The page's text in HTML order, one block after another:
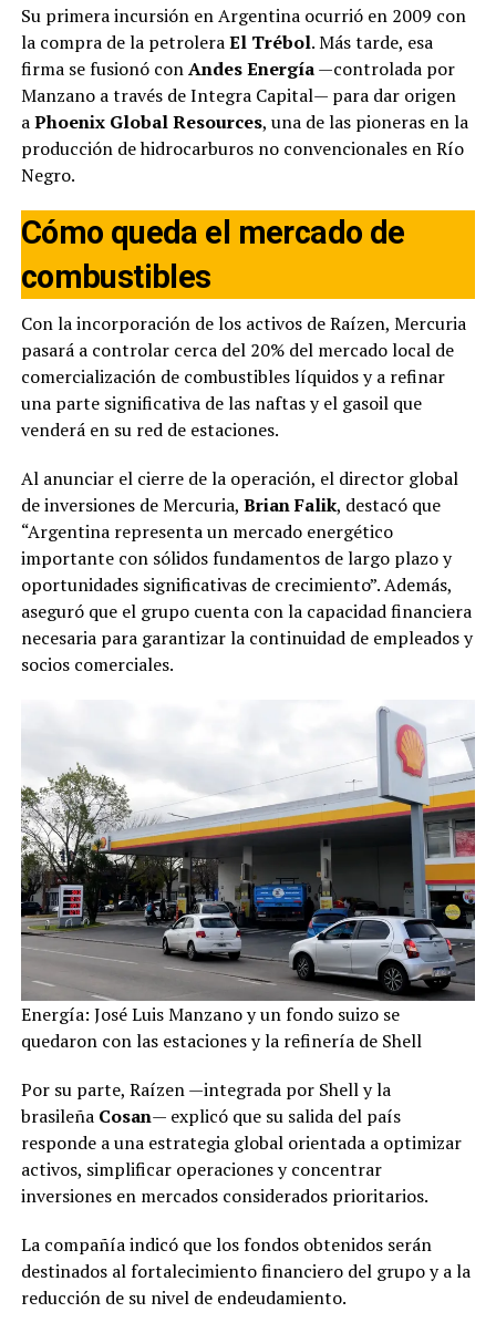
Su primera incursión en Argentina ocurrió en 2009 con
la compra de la petroleraEl Trébol. Más tarde, esa
firma se fusionó conAndes Energía—controlada por
Manzano a través de Integra Capital— para dar origen
aPhoenix Global Resources, una de las pioneras en la
producción de hidrocarburos no convencionales en Río
Negro.
Cómo queda el mercado de
combustibles
Con la incorporación de los activos de Raízen, Mercuria
pasará a controlar cerca del 20% del mercado local de
comercialización de combustibles líquidos y a refinar
una parte significativa de las naftas y el gasoil que
venderá en su red de estaciones.
Al anunciar el cierre de la operación, el director global
de inversiones de Mercuria, Brian Falik, destacó que
“Argentina representa un mercado energético
importante con sólidos fundamentos de largo plazo y
oportunidades significativas de crecimiento”. Además,
aseguró que el grupo cuenta con la capacidad financiera
necesaria para garantizar la continuidad de empleados y
socios comerciales.
Energía: José Luis Manzano y un fondo suizo se
quedaron con las estaciones y la refinería de Shell
Por su parte, Raízen —integrada por Shell y la
brasileña Cosan— explicó que su salida del país
responde a una estrategia global orientada a optimizar
activos, simplificar operaciones y concentrar
inversiones en mercados considerados prioritarios.
La compañía indicó que los fondos obtenidos serán
destinados al fortalecimiento financiero del grupo y a la
reducción de su nivel de endeudamiento.